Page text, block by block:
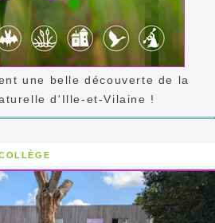
une belle découverte de la
d'Ille-et-Vilaine !